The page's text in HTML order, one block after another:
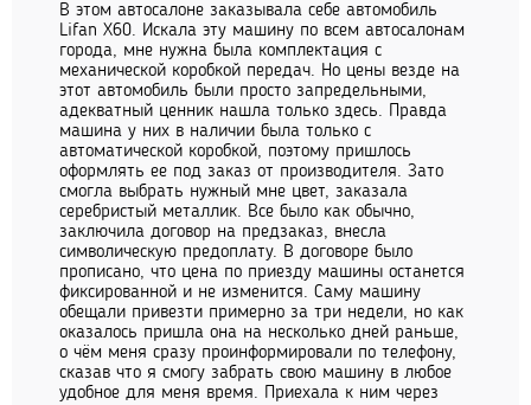
В этом автосалоне заказывала себе автомобиль
Lifan X60. Искала эту машину по всем автосалонам
города, мне нужна была комплектация с
механической коробкой передач. Но цены везде на
этот автомобиль были просто запредельными,
адекватный ценник нашла только здесь. Правда
машина у них в наличии была только с
автоматической коробкой, поэтому пришлось
оформлять ее под заказ от производителя. Зато
смогла выбрать нужный мне цвет, заказала
серебристый металлик. Все было как обычно,
заключила договор на предзаказ, внесла
символическую предоплату. В договоре было
прописано, что цена по приезду машины останется
фиксированной и не изменится. Саму машину
обещали привезти примерно за три недели, но как
оказалось пришла она на несколько дней раньше,
о чём меня сразу проинформировали по телефону,
сказав что я смогу забрать свою машину в любое
удобное для меня время. Приехала к ним через